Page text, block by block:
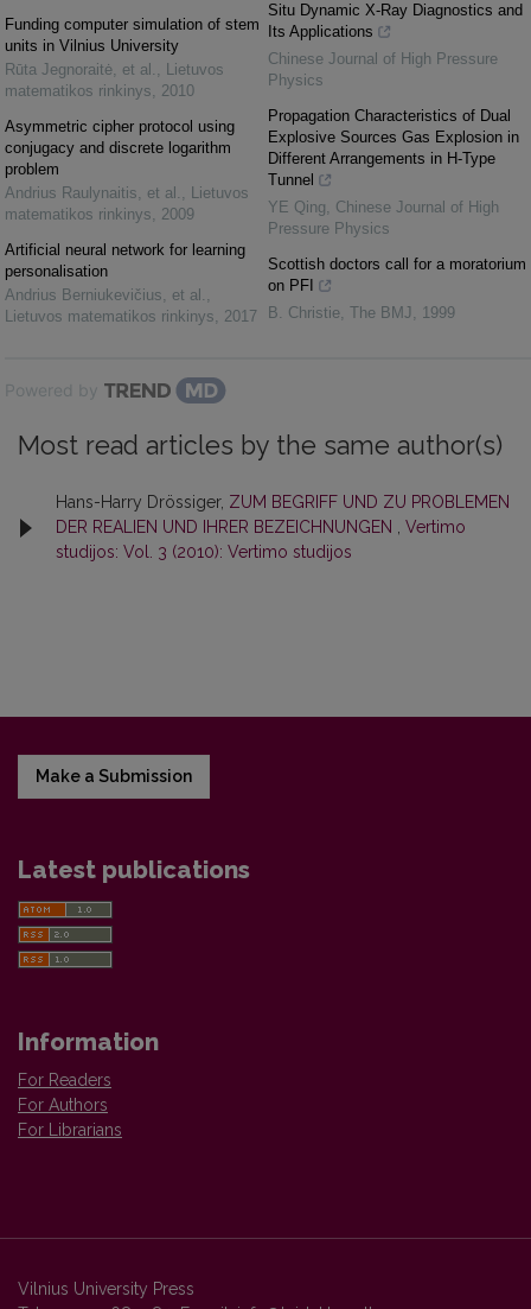
Funding computer simulation of stem
units in Vilnius University
Rūta Jegnoraitė, et al. , Lietuvos
matematikos rinkinys, 2010
Asymmetric cipher protocol using
conjugacy and discrete logarithm
problem
Andrius Raulynaitis, et al. , Lietuvos
matematikos rinkinys, 2009
Artificial neural network for learning
personalisation
Andrius Berniukevičius, et al. ,
Lietuvos matematikos rinkinys, 2017
Situ Dynamic X-Ray Diagnostics and
Its Applications
Chinese Journal of High Pressure
Physics
Propagation Characteristics of Dual
Explosive Sources Gas Explosion in
Different Arrangements in H-Type
Tunnel
YE Qing, Chinese Journal of High
Pressure Physics
Scottish doctors call for a moratorium
on PFI
B. Christie, The BMJ, 1999
Powered by
Most read articles by the same author(s)
Hans-Harry Drössiger, ZUM BEGRIFF UND ZU PROBLEMEN
DER REALIEN UND IHRER BEZEICHNUNGEN
Vertimo
studijos: Vol. 3 (2010): Vertimo studijos
Make a Submission
Latest publications
Information
For Readers
For Authors
For Librarians
Vilnius University Press